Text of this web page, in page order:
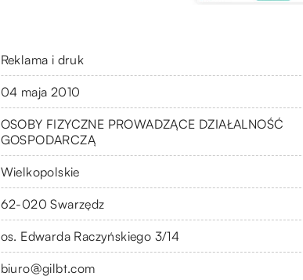
Reklama i druk
04 maja 2010
OSOBY FIZYCZNE PROWADZĄCE DZIAŁALNOŚĆ
GOSPODARCZĄ
Wielkopolskie
62-020 Swarzędz
os. Edwarda Raczyńskiego 3/14
biuro@gilbt.com